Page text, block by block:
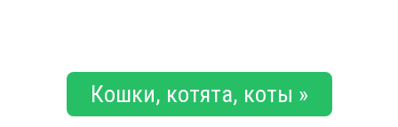
Кошки, котята, коты »